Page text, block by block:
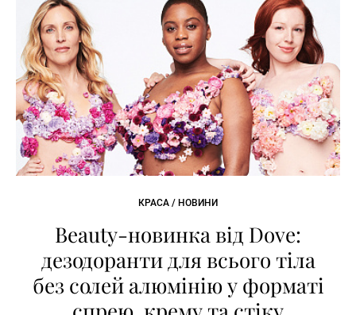
КРАСА / НОВИНИ
Beauty-новинка від Dove:
дезодоранти для всього тіла
без солей алюмінію у форматі